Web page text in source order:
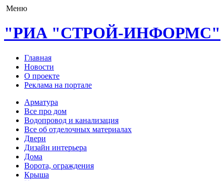
Меню
"РИА "СТРОЙ-ИНФОРМС"
Главная
Новости
О проекте
Реклама на портале
Арматура
Все про дом
Водопровод и канализация
Все об отделочных материалах
Двери
Дизайн интерьера
Дома
Ворота, ограждения
Крыша